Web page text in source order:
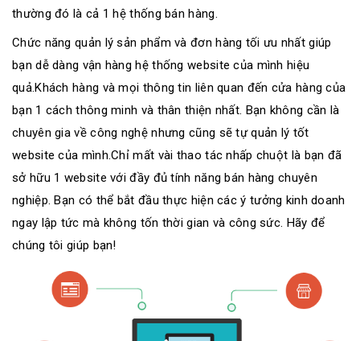
thường đó là cả 1 hệ thống bán hàng.
Chức năng quản lý sản phẩm và đơn hàng tối ưu nhất giúp
bạn dễ dàng vận hàng hệ thống website của mình hiệu
quả.Khách hàng và mọi thông tin liên quan đến cửa hàng của
bạn 1 cách thông minh và thân thiện nhất. Bạn không cần là
chuyên gia về công nghệ nhưng cũng sẽ tự quản lý tốt
website của mình.Chỉ mất vài thao tác nhấp chuột là bạn đã
sở hữu 1 website với đầy đủ tính năng bán hàng chuyên
nghiệp. Bạn có thể bắt đầu thực hiện các ý tưởng kinh doanh
ngay lập tức mà không tốn thời gian và công sức. Hãy để
chúng tôi giúp bạn!